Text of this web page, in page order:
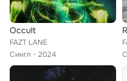
Occult
FAZT LANE
Сингл
2024